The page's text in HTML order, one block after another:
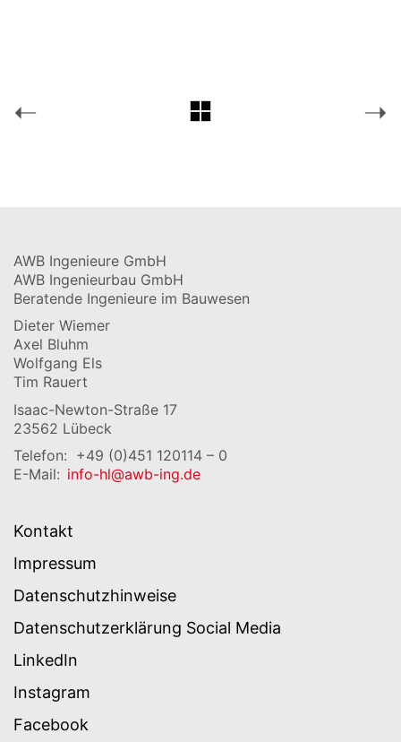
AWB Ingenieure GmbH
AWB Ingenieurbau GmbH
Beratende Ingenieure im Bauwesen
Dieter Wiemer
Axel Bluhm
Wolfgang Els
Tim Rauert
Isaac-Newton-Straße 17
23562 Lübeck
Telefon: +49 (0)451 120114 – 0
E-Mail: info-hl@awb-ing.de
Kontakt
Impressum
Datenschutzhinweise
Datenschutzerklärung Social Media
LinkedIn
Instagram
Facebook